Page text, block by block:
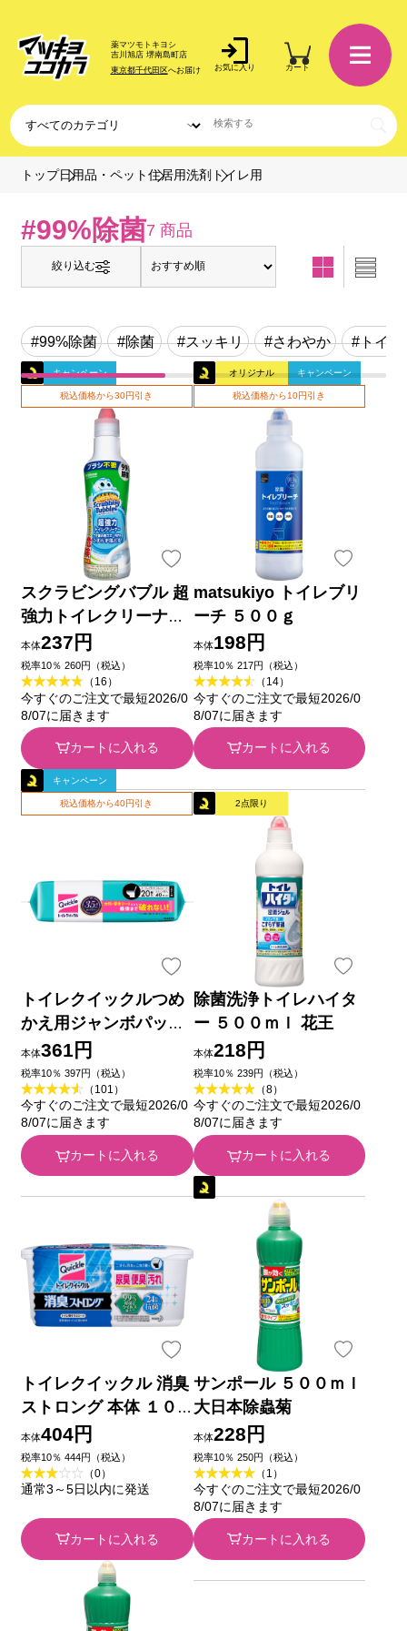
薬マツモトキヨシ
吉川旭店 堺南島町店
東京都千代田区へお届け お気に入り カート
トップ日用品・ペット 住居用洗剤 トイレ用
#99%除菌7 商品
絞り込む
#99%除菌 #除菌 #スッキリ #さわやか #トイレ
キャンペーン
税込価格から30円引き
スクラビングバブル 超
強力トイレクリーナー
４００ｇ ジョンソン
本体237円
税率10％ 260円（税込）
（16）
今すぐのご注文で最短2026/0
8/07に届きます
カートに入れる
オリジナル キャンペーン
税込価格から10円引き
matsukiyo トイレブリ
ーチ ５００ｇ
本体198円
税率10％ 217円（税込）
（14）
今すぐのご注文で最短2026/0
8/07に届きます
カートに入れる
キャンペーン
税込価格から40円引き
トイレクイックルつめ
かえ用ジャンボパック
２０マイ 花王
本体361円
税率10％ 397円（税込）
（101）
今すぐのご注文で最短2026/0
8/07に届きます
カートに入れる
2点限り
除菌洗浄トイレハイタ
ー ５００ｍｌ 花王
本体218円
税率10％ 239円（税込）
（8）
今すぐのご注文で最短2026/0
8/07に届きます
カートに入れる
トイレクイックル 消臭
ストロング 本体 １０
マイ 花王
本体404円
税率10％ 444円（税込）
（0）
通常3～5日以内に発送
カートに入れる
サンポール ５００ｍｌ
大日本除蟲菊
本体228円
税率10％ 250円（税込）
（1）
今すぐのご注文で最短2026/0
8/07に届きます
カートに入れる